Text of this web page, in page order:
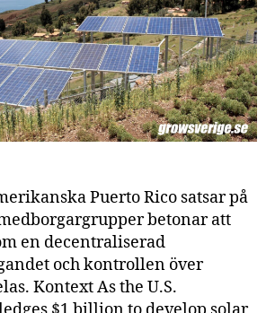
Puerto Rico satsar på
betonar att
en decentraliserad
och kontrollen över
Kontext As the U.S.